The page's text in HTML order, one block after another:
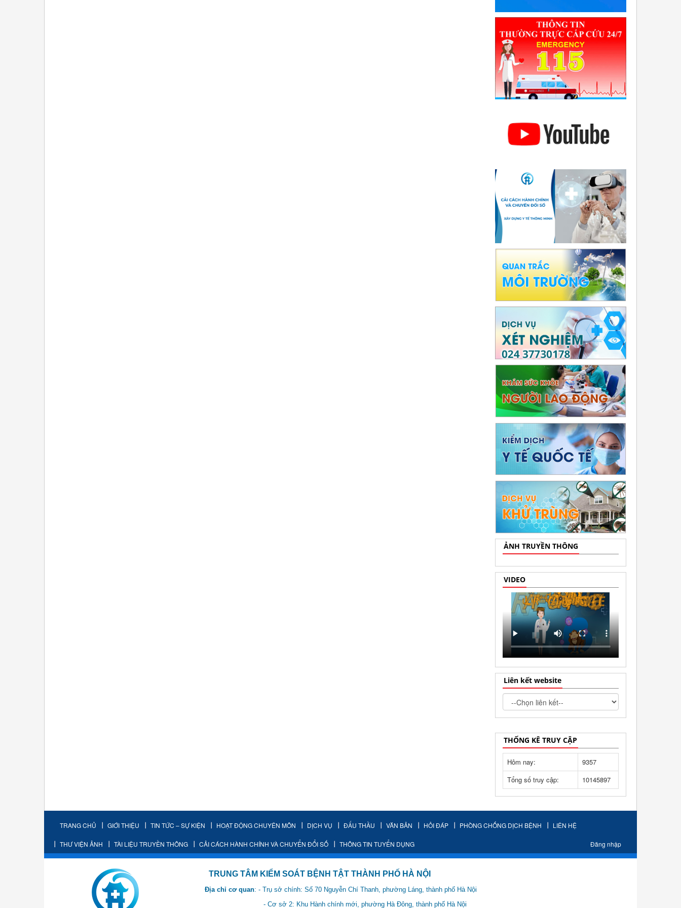
ẢNH TRUYỀN THÔNG
VIDEO
Liên kết website
THỐNG KÊ TRUY CẬP
Hôm nay:
9357
Tổng số truy cập:
10145897
TRANG CHỦ GIỚI THIỆU TIN TỨC – SỰ KIỆN HOẠT ĐỘNG CHUYÊN MÔN DỊCH VỤ ĐẤU THẦU VĂN BẢN HỎI ĐÁP PHÒNG CHỐNG DỊCH BỆNH LIÊN HỆ
THƯ VIỆN ẢNH TÀI LIỆU TRUYỀN THÔNG CẢI CÁCH HÀNH CHÍNH VÀ CHUYỂN ĐỔI SỐ THÔNG TIN TUYỂN DỤNG Đăng nhập
TRUNG TÂM KIỂM SOÁT BỆNH TẬT THÀNH PHỐ HÀ NỘI
Địa chỉ cơ quan: - Trụ sở chính: Số 70 Nguyễn Chí Thanh, phường Láng, thành phố Hà Nội
- Cơ sở 2: Khu Hành chính mới, phường Hà Đông, thành phố Hà Nội